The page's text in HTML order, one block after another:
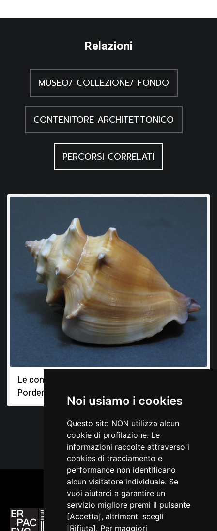
Noi usiamo i cookies
Questo sito NON utilizza alcun
cookie di profilazione. Le
informazioni raccolte attraverso i
cookies di tracciamento e
performance non identificano
alcun visitatore individuale. Se
vuoi aiutarci a garantire un
servizio migliore premi il pulsante
[Accetta], altrimenti scegli
[Rifiuta]. Per maggiori
Relazioni
MUSEO/ COLLEZIONE/ FONDO
CONTENITORE ARCHITETTONICO
PERCORSI CORRELATI
Le conchiglie del Museo di storia naturale di
Pordenone: murici e strombi